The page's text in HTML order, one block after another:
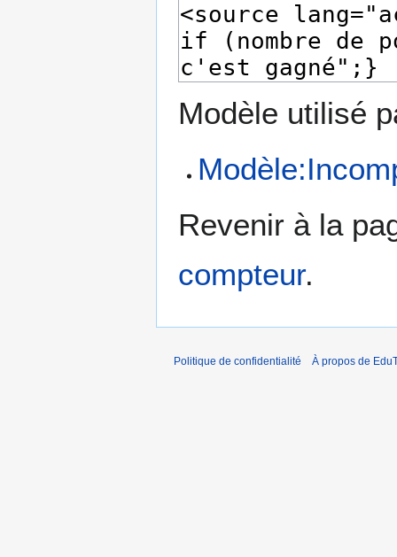
Modèle utilisé
Revenir à la
compteur.
Politique de confidentialité À propos de